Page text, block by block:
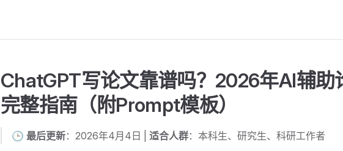
ChatGPT写论文靠谱吗？2026年AI辅助
完整指南（附Prompt模板）
🕒 最后更新：2026年4月4日 | 适合人群：本科生、研究生、科研工作者